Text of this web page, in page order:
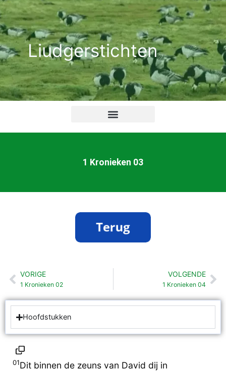
Ga
naar
de
inhoudLiudgerstichten
1 Kronieken 03
Vorige
VORIGE
1 Kronieken 02
VOLGENDE
1 Kronieken 04
Hoofdstukken
01Dit binnen de zeuns van David dij in